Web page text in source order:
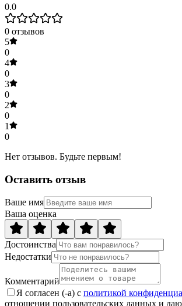
0.0
0 отзывов
5
0
4
0
3
0
2
0
1
0
Нет отзывов. Будьте первым!
Оставить отзыв
Ваше имя
Ваша оценка
Достоинства
Недостатки
Комментарий
Я согласен (-а) с политикой
отношении пользовательских данных и даю